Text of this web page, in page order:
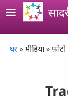
Skip to main
घर मीडिया फ़ोटो